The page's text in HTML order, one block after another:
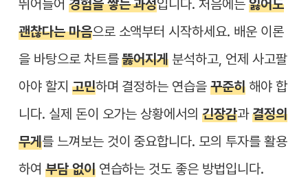
뛰어들어 경험을 쌓는 과정입니다. 처음에는 잃어도
괜찮다는 마음으로 소액부터 시작하세요. 배운 이론
을 바탕으로 차트를뚫어지게 분석하고, 언제 사고팔
아야 할지 고민하며 결정하는 연습을꾸준히해야 합
니다. 실제 돈이 오가는 상황에서의긴장감과결정의
무게를 느껴보는 것이 중요합니다. 모의 투자를 활용
하여 부담 없이연습하는 것도 좋은 방법입니다.